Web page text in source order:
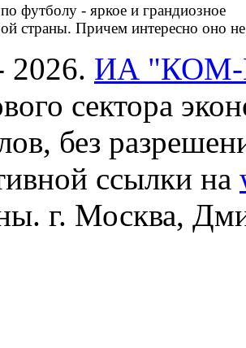
футболу - яркое и грандиозное
страны. Причем интересно оно
2026. ИА
сектора
без
ссылки на
г. Москва,